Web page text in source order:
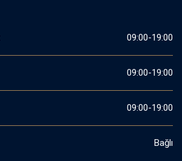
09:00-19:00
09:00-19:00
09:00-19:00
Bağlı